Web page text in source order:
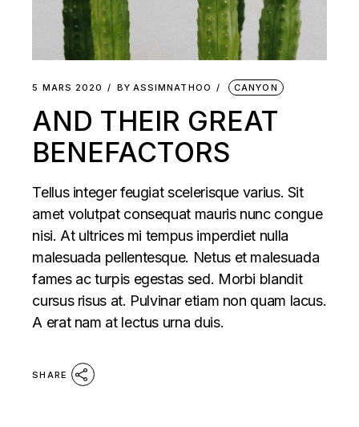
5 MARS 2020 BY ASSIMNATHOO CANYON
AND THEIR GREAT
BENEFACTORS
Tellus integer feugiat scelerisque varius. Sit
amet volutpat consequat mauris nunc congue
nisi. At ultrices mi tempus imperdiet nulla
malesuada pellentesque. Netus et malesuada
fames ac turpis egestas sed. Morbi blandit
cursus risus at. Pulvinar etiam non quam lacus.
A erat nam at lectus urna duis.
SHARE